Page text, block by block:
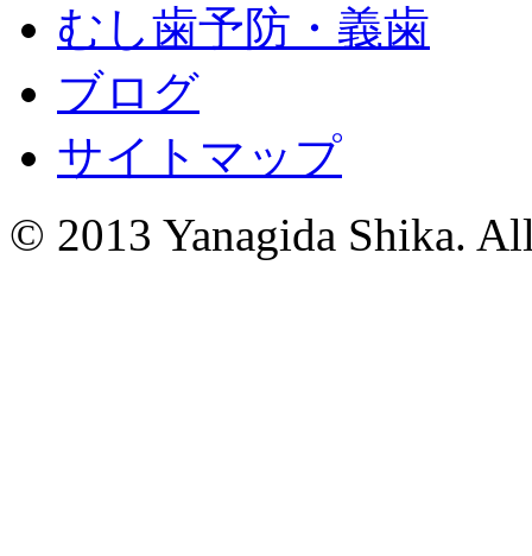
むし歯予防・義歯
ブログ
サイトマップ
© 2013 Yanagida Shika.